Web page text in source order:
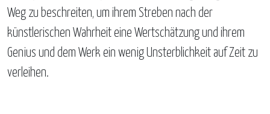
Weg zu beschreiten, um ihrem Streben nach der
künstlerischen Wahrheit eine Wertschätzung und ihrem
Genius und dem Werk ein wenig Unsterblichkeit auf Zeit zu
verleihen.